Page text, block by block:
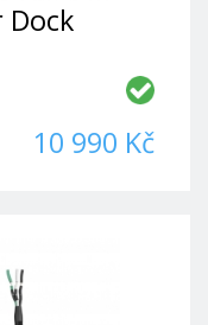
Dock
10 990 Kč